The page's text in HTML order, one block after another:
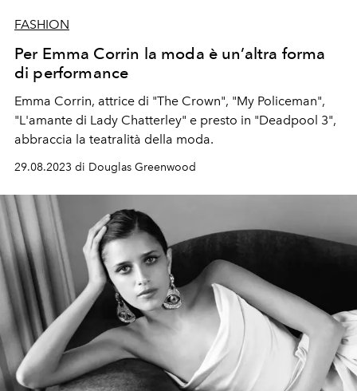
FASHION
Per Emma Corrin la moda è un’altra forma
di performance
Emma Corrin, attrice di "The Crown", "My Policeman",
"L'amante di Lady Chatterley" e presto in "Deadpool 3",
abbraccia la teatralità della moda.
29.08.2023 di Douglas Greenwood